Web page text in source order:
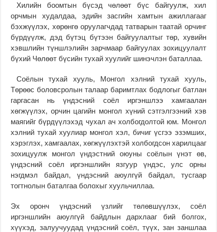
Хилийн боомтын бүсэд чөлөөт бүс байгуулж, хил
орчмын худалдаа, эдийн засгийн хамтын ажиллагааг
бэхжүүлэх, хөрөнгө оруулагчдад татварын таатай орчинг
бүрдүүлж, дэд бүтэц бүтээн байгуулалтыг төр, хувийн
хэвшлийн түншлэлийн зарчмаар байгуулах зохицуулалт
бүхий Чөлөөт бүсийн тухай хуулийг шинэчлэн баталлаа.
Соёлын тухай хууль, Монгол хэлний тухай хууль,
Төрөөс боловсролын талаар баримтлах бодлогыг батлан
гаргасан нь үндэсний соёл иргэншлээ хамгаалан
хөгжүүлэх, орчин цагийн монгол хүний сэтгэлгээний хэв
маягийг бүрдүүлэхэд чухал ач холбогдолтой юм. Монгол
хэлний тухай хуулиар монгол хэл, бичиг үсгээ эзэмших,
хэрэглэх, хамгаалах, хөгжүүлэхтэй холбогдсон харилцааг
зохицуулж монгол үндэстний оюуны соёлын үнэт өв,
үндэсний соёл иргэншлийн язгуур үндэс, улс орны
нэгдмэл байдал, үндэсний аюулгүй байдал, тусгаар
тогтнолын баталгаа болохыг хуульчиллаа.
Эх оронч үндэсний үзлийг төлөвшүүлэх, соёл
иргэншлийн аюулгүй байдлын дархлааг бий болгох,
хүүхэд, залуучуудад үндэсний соёл, түүх, зан заншлаа